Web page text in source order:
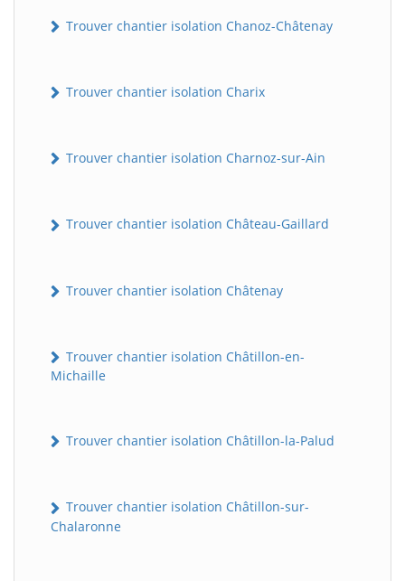
Trouver chantier isolation Chanoz-Châtenay
Trouver chantier isolation Charix
Trouver chantier isolation Charnoz-sur-Ain
Trouver chantier isolation Château-Gaillard
Trouver chantier isolation Châtenay
Trouver chantier isolation Châtillon-en-
Michaille
Trouver chantier isolation Châtillon-la-Palud
Trouver chantier isolation Châtillon-sur-
Chalaronne